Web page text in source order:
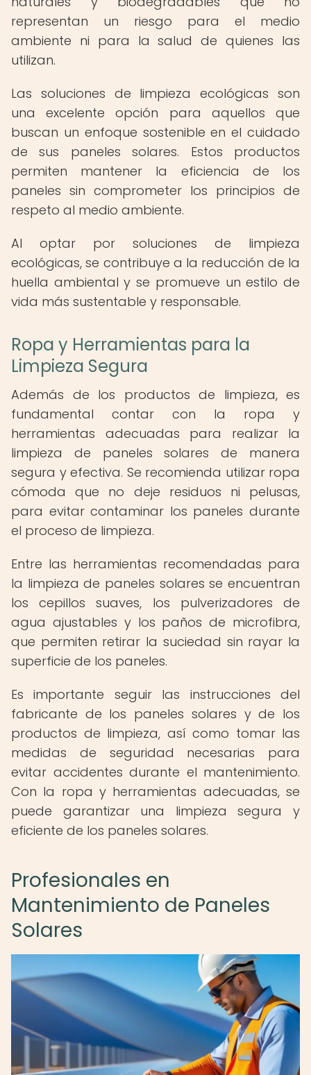
representan un riesgo para el medio
ambiente ni para la salud de quienes las
utilizan.
Las soluciones de limpieza ecológicas son
una excelente opción para aquellos que
buscan un enfoque sostenible en el cuidado
de sus paneles solares. Estos productos
permiten mantener la eficiencia de los
paneles sin comprometer los principios de
respeto al medio ambiente.
Al optar por soluciones de limpieza
ecológicas, se contribuye a la reducción de la
huella ambiental y se promueve un estilo de
vida más sustentable y responsable.
Ropa y Herramientas para la
Limpieza Segura
Además de los productos de limpieza, es
fundamental contar con la ropa y
herramientas adecuadas para realizar la
limpieza de paneles solares de manera
segura y efectiva. Se recomienda utilizar ropa
cómoda que no deje residuos ni pelusas,
para evitar contaminar los paneles durante
el proceso de limpieza.
Entre las herramientas recomendadas para
la limpieza de paneles solares se encuentran
los cepillos suaves, los pulverizadores de
agua ajustables y los paños de microfibra,
que permiten retirar la suciedad sin rayar la
superficie de los paneles.
Es importante seguir las instrucciones del
fabricante de los paneles solares y de los
productos de limpieza, así como tomar las
medidas de seguridad necesarias para
evitar accidentes durante el mantenimiento.
Con la ropa y herramientas adecuadas, se
puede garantizar una limpieza segura y
eficiente de los paneles solares.
Profesionales en
Mantenimiento de Paneles
Solares